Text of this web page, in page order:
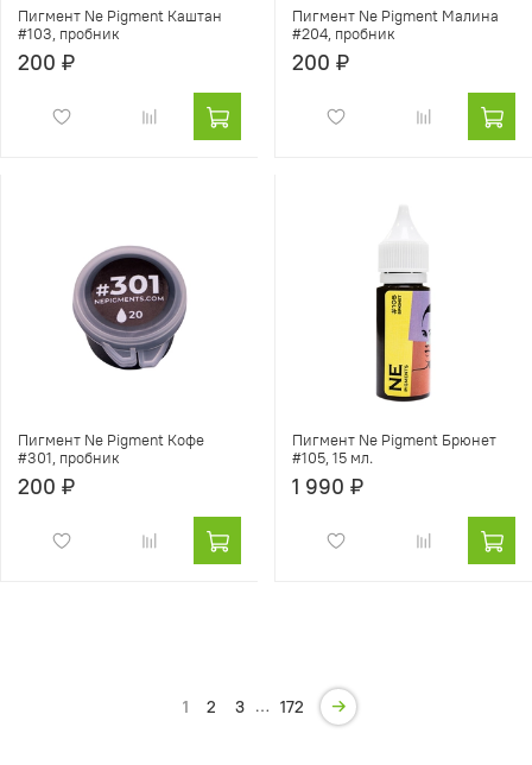
Пигмент Ne Pigment Каштан
#103, пробник
200 ₽
Пигмент Ne Pigment Малина
#204, пробник
200 ₽
Пигмент Ne Pigment Кофе
#301, пробник
200 ₽
Пигмент Ne Pigment Брюнет
#105, 15 мл.
1 990 ₽
1 2 3 … 172